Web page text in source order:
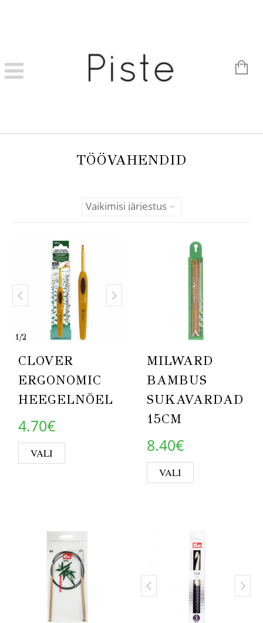
TÖÖVAHENDID
1/2
CLOVER
ERGONOMIC
HEEGELNÕEL
4.70€
VALI This product has multiple variants.
MILWARD
BAMBUS
SUKAVARDAD
15CM
8.40€
VALI